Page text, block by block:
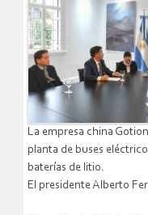
La empresa china
planta de buses
baterías de litio.
El presidente Alberto